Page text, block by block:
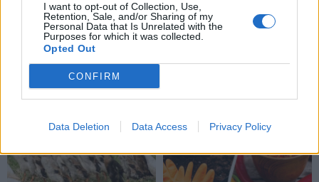
I want to opt-out of Collection, Use,
Retention, Sale, and/or Sharing of my
Personal Data that Is Unrelated with the
Purposes for which it was collected.
Opted Out
CONFIRM
Data Deletion Data Access Privacy Policy
Sodas ir daržas
Laistyti ar ne: kaip
prižiūrėti pomidorus per
karščius, kad
neprarastumėte derliaus
Sodas ir daržas
Pelių ir žiurkių baubas:
labiau nei nuodai(4)